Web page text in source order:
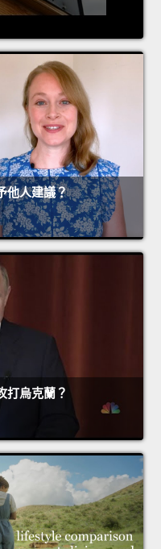
他人建議？
打烏克蘭？